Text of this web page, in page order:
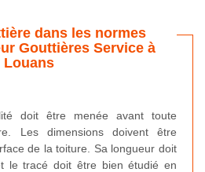
dans les normes
Gouttières Service à
Louans
doit être menée avant toute
Les dimensions doivent être
de la toiture. Sa longueur doit
le tracé doit être bien étudié en